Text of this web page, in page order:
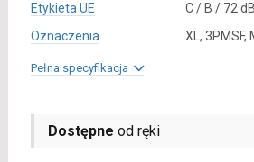
Etykieta UE
C / B / 72 dB
Oznaczenia
XL, 3PMSF,
Pełna specyfikacja
Dostępne od ręki